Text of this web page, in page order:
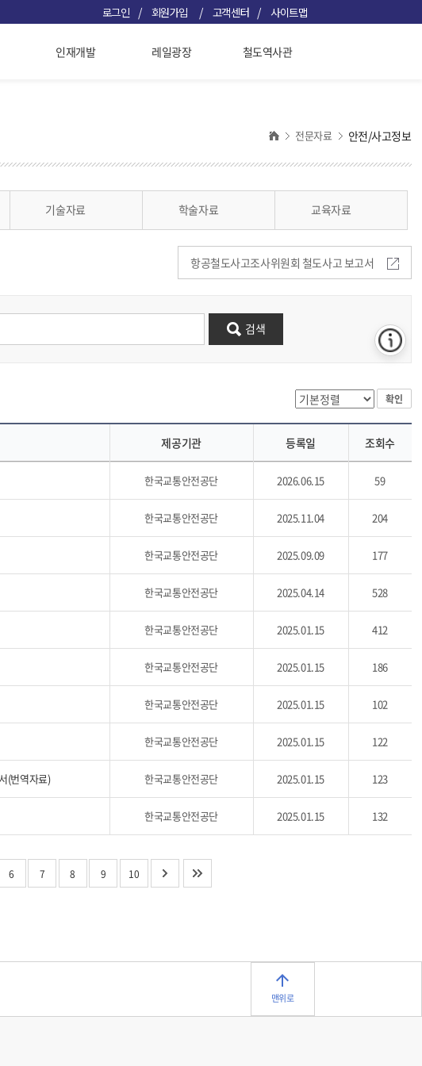
로그인 / 회원가입 / 고객센터 / 사이트맵
인재개발 레일광장 철도역사관
전문자료 안전/사고정보
기술자료 학술자료 교육자료
항공철도사고조사위원회 철도사고 보고서
검색
확인
제공기관 등록일 조회수
한국교통안전공단 2026.06.15 59
한국교통안전공단 2025.11.04 204
한국교통안전공단 2025.09.09 177
한국교통안전공단 2025.04.14 528
한국교통안전공단 2025.01.15 412
한국교통안전공단 2025.01.15 186
한국교통안전공단 2025.01.15 102
한국교통안전공단 2025.01.15 122
(번역자료) 한국교통안전공단 2025.01.15 123
한국교통안전공단 2025.01.15 132
6 7 8 9 10
맨위로